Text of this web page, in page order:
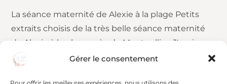
Gérer le consentement
La séance maternité de Alexie à la plage Petits
extraits choisis de la très belle séance maternité
de Alexie à la plage près de Montpellier. J'avais
rencontré Alexie l'année avant…